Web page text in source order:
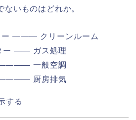
いものはどれか。
ー ――― クリーンルーム
ー ―― ガス処理
一般空調
―――― 厨房排気
する